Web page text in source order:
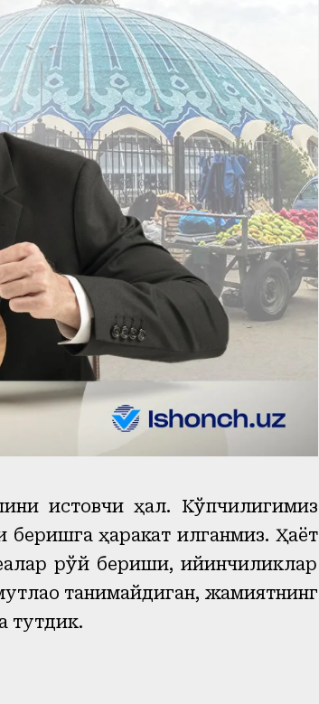
истовчи ҳалқ. Кўпчилигимиз
ҳаракат қилганмиз. Ҳаёт
рўй бериши, қийинчиликлар
танимайдиган, жамиятнинг
тутдик.